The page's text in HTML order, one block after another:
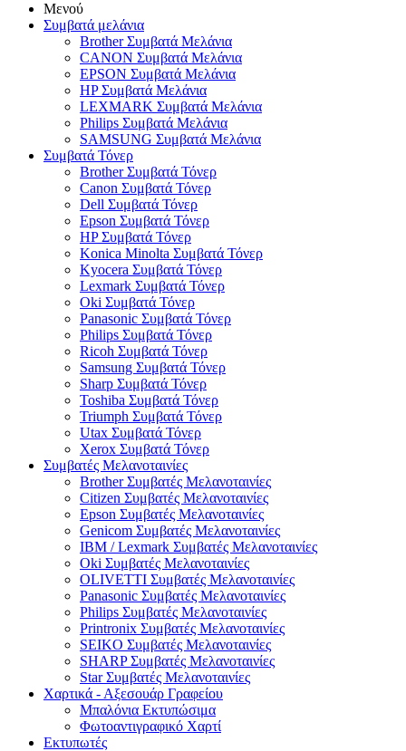
Μενού
Συμβατά μελάνια
Brother Συμβατά Μελάνια
CANON Συμβατά Μελάνια
EPSON Συμβατά Μελάνια
HP Συμβατά Μελάνια
LEXMARK Συμβατά Μελάνια
Philips Συμβατά Μελάνια
SAMSUNG Συμβατά Μελάνια
Συμβατά Τόνερ
Brother Συμβατά Τόνερ
Canon Συμβατά Τόνερ
Dell Συμβατά Τόνερ
Epson Συμβατά Τόνερ
HP Συμβατά Τόνερ
Konica Minolta Συμβατά Τόνερ
Kyocera Συμβατά Τόνερ
Lexmark Συμβατά Τόνερ
Oki Συμβατά Τόνερ
Panasonic Συμβατά Τόνερ
Philips Συμβατά Τόνερ
Ricoh Συμβατά Τόνερ
Samsung Συμβατά Τόνερ
Sharp Συμβατά Τόνερ
Toshiba Συμβατά Τόνερ
Triumph Συμβατά Τόνερ
Utax Συμβατά Τόνερ
Xerox Συμβατά Τόνερ
Συμβατές Μελανοταινίες
Brother Συμβατές Μελανοταινίες
Citizen Συμβατές Μελανοταινίες
Epson Συμβατές Μελανοταινίες
Genicom Συμβατές Μελανοταινίες
IBM / Lexmark Συμβατές Μελανοταινίες
Oki Συμβατές Μελανοταινίες
OLIVETTI Συμβατές Μελανοταινίες
Panasonic Συμβατές Μελανοταινίες
Philips Συμβατές Μελανοταινίες
Printronix Συμβατές Μελανοταινίες
SEIKO Συμβατές Μελανοταινίες
SHARP Συμβατές Μελανοταινίες
Star Συμβατές Μελανοταινίες
Χαρτικά - Αξεσουάρ Γραφείου
Μπαλόνια Εκτυπώσιμα
Φωτοαντιγραφικό Χαρτί
Εκτυπωτές